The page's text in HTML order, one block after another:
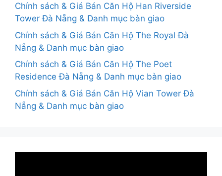
Chính sách & Giá Bán Căn Hộ Han Riverside
Tower Đà Nẵng & Danh mục bàn giao
Chính sách & Giá Bán Căn Hộ The Royal Đà
Nẵng & Danh mục bàn giao
Chính sách & Giá Bán Căn Hộ The Poet
Residence Đà Nẵng & Danh mục bàn giao
Chính sách & Giá Bán Căn Hộ Vian Tower Đà
Nẵng & Danh mục bàn giao